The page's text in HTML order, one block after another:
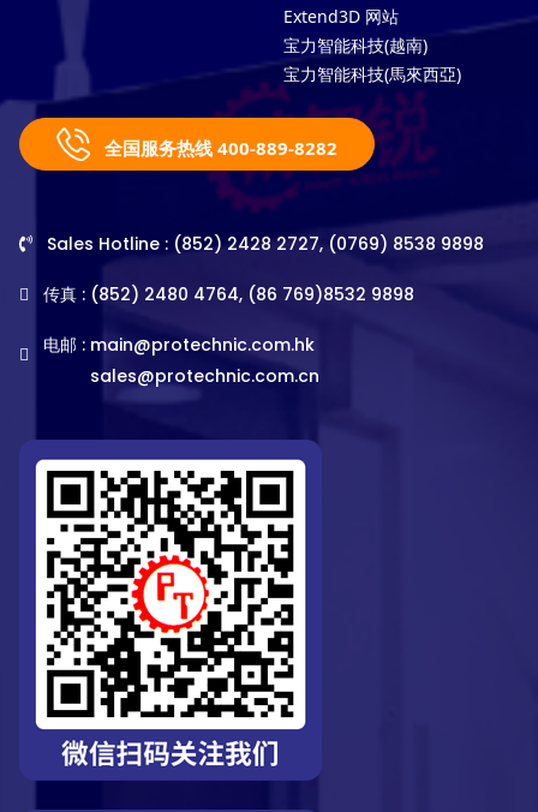
Extend3D 网站
宝力智能科技(越南)
宝力智能科技(馬來西亞)
全国服务热线 400-889-8282
Sales Hotline : (852) 2428 2727, (0769) 8538 9898
传真 : (852) 2480 4764, (86 769)8532 9898
电邮 : main@protechnic.com.hk
sales@protechnic.com.cn